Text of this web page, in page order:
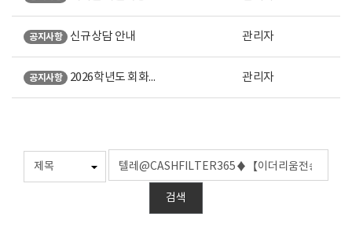
공지사항 신규상담 안내 관리자
공지사항 2026학년도 회화계열 미대입시 설명회 오시는 길 안내 관리자
검색